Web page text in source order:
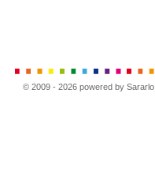
© 2009 - 2026 powered by Sararlo